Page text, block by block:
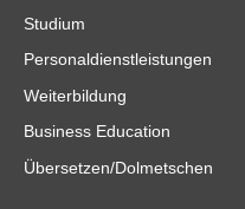
Studium
Personaldienstleistungen
Weiterbildung
Business Education
Übersetzen/Dolmetschen